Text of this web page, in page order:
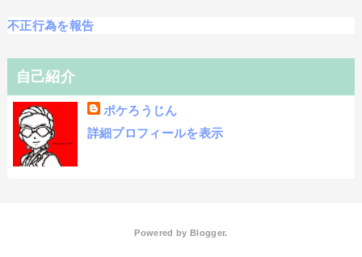
不正行為を報告
自己紹介
ポケろうじん
詳細プロフィールを表示
Powered by Blogger.